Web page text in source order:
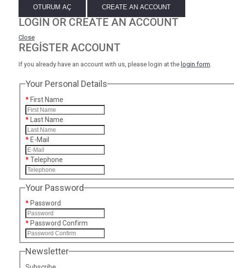
OTURUM AÇ
CREATE AN ACCOUNT
LOGIN OR CREATE AN ACCOUNT
Close
REGISTER ACCOUNT
If you already have an account with us, please login at the login form.
Your Personal Details
First Name
Last Name
E-Mail
Telephone
Your Password
Password
Password Confirm
Newsletter